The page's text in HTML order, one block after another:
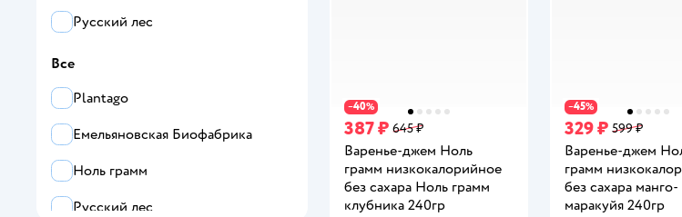
−40%
387 ₽ 645 ₽
Варенье-джем Ноль
грамм низкокалорийное
без сахара Ноль грамм
клубника 240гр
−45%
329 ₽ 599 ₽
Варенье-джем
грамм
без сахара манго-
маракуйя 240гр
Русский лес
Все
Plantago
Емельяновская Биофабрика
Ноль грамм
Русский лес